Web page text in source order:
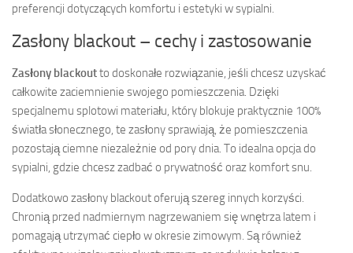
preferencji dotyczących komfortu i estetyki w sypialni.
Zasłony blackout – cechy i zastosowanie
Zasłony blackoutto doskonałe rozwiązanie, jeśli chcesz uzyskać
całkowite zaciemnienie swojego pomieszczenia. Dzięki
specjalnemu splotowi materiału, który blokuje praktycznie 100%
światła słonecznego, te zasłony sprawiają, że pomieszczenia
pozostają ciemne niezależnie od pory dnia. To idealna opcja do
sypialni, gdzie chcesz zadbać o prywatność oraz komfort snu.
Dodatkowo zasłony blackout oferują szereg innych korzyści.
Chronią przed nadmiernym nagrzewaniem się wnętrza latem i
pomagają utrzymać ciepło w okresie zimowym. Są również